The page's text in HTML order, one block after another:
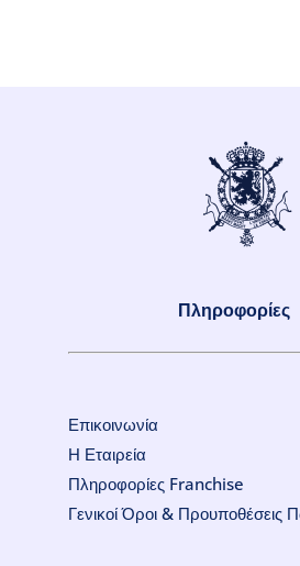
Πληροφορίες
Επικοινωνία
Η Εταιρεία
Πληροφορίες Franchise
Γενικοί Όροι & Προυποθέσεις